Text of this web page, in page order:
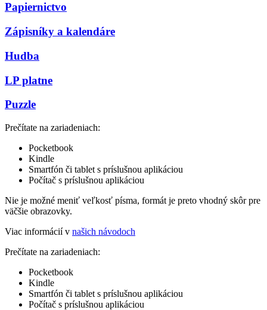
Papiernictvo
Zápisníky a kalendáre
Hudba
LP platne
Puzzle
Prečítate na zariadeniach:
Pocketbook
Kindle
Smartfón či tablet s príslušnou aplikáciou
Počítač s príslušnou aplikáciou
Nie je možné meniť veľkosť písma, formát je preto vhodný skôr pre
väčšie obrazovky.
Viac informácií v našich návodoch
Prečítate na zariadeniach:
Pocketbook
Kindle
Smartfón či tablet s príslušnou aplikáciou
Počítač s príslušnou aplikáciou